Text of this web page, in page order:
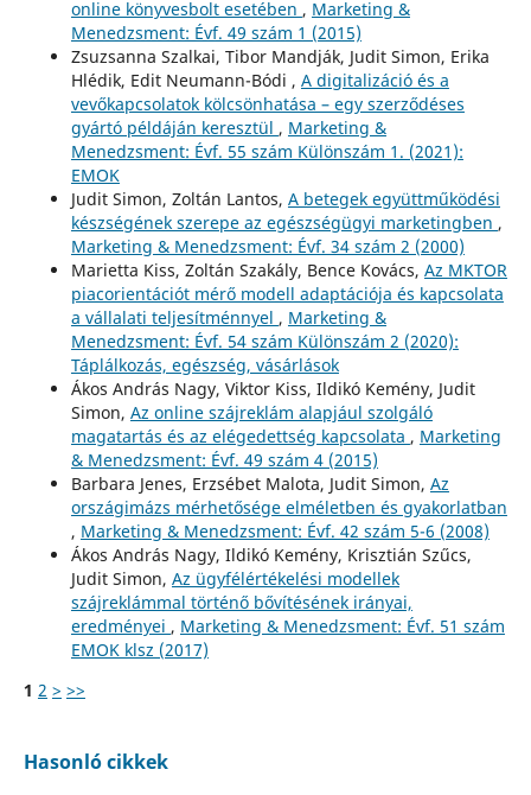
online könyvesbolt esetében , Marketing &
Menedzsment: Évf. 49 szám 1 (2015)
Zsuzsanna Szalkai, Tibor Mandják, Judit Simon, Erika
Hlédik, Edit Neumann-Bódi , A digitalizáció és a
vevőkapcsolatok kölcsönhatása – egy szerződéses
gyártó példáján keresztül , Marketing &
Menedzsment: Évf. 55 szám Különszám 1. (2021):
EMOK
Judit Simon, Zoltán Lantos, A betegek együttműködési
készségének szerepe az egészségügyi marketingben ,
Marketing & Menedzsment: Évf. 34 szám 2 (2000)
Marietta Kiss, Zoltán Szakály, Bence Kovács, Az MKTOR
piacorientációt mérő modell adaptációja és kapcsolata
a vállalati teljesítménnyel , Marketing &
Menedzsment: Évf. 54 szám Különszám 2 (2020):
Táplálkozás, egészség, vásárlások
Ákos András Nagy, Viktor Kiss, Ildikó Kemény, Judit
Simon, Az online szájreklám alapjául szolgáló
magatartás és az elégedettség kapcsolata , Marketing
& Menedzsment: Évf. 49 szám 4 (2015)
Barbara Jenes, Erzsébet Malota, Judit Simon, Az
országimázs mérhetősége elméletben és gyakorlatban
, Marketing & Menedzsment: Évf. 42 szám 5-6 (2008)
Ákos András Nagy, Ildikó Kemény, Krisztián Szűcs,
Judit Simon, Az ügyfélértékelési modellek
szájreklámmal történő bővítésének irányai,
eredményei , Marketing & Menedzsment: Évf. 51 szám
EMOK klsz (2017)
1 2 > >>
Hasonló cikkek